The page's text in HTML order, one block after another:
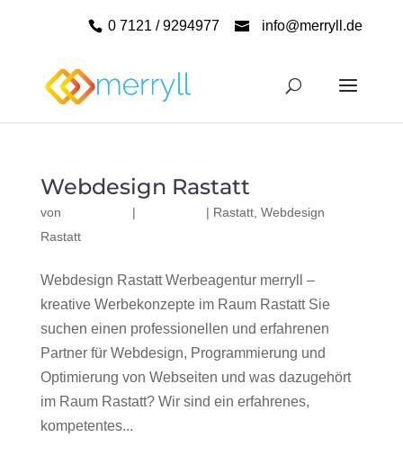
0 7121 / 9294977 info@merryll.de
Webdesign Rastatt
von | | Rastatt, Webdesign
Rastatt
Webdesign Rastatt Werbeagentur merryll –
kreative Werbekonzepte im Raum Rastatt Sie
suchen einen professionellen und erfahrenen
Partner für Webdesign, Programmierung und
Optimierung von Webseiten und was dazugehört
im Raum Rastatt? Wir sind ein erfahrenes,
kompetentes...